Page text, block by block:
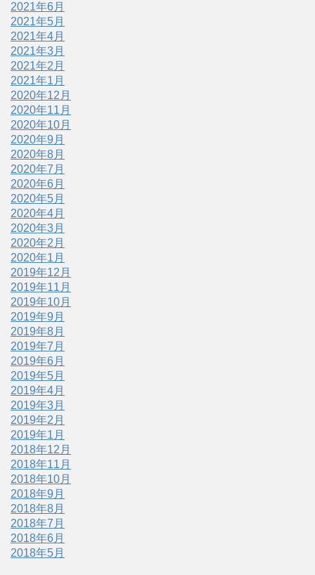
2021年6月
2021年5月
2021年4月
2021年3月
2021年2月
2021年1月
2020年12月
2020年11月
2020年10月
2020年9月
2020年8月
2020年7月
2020年6月
2020年5月
2020年4月
2020年3月
2020年2月
2020年1月
2019年12月
2019年11月
2019年10月
2019年9月
2019年8月
2019年7月
2019年6月
2019年5月
2019年4月
2019年3月
2019年2月
2019年1月
2018年12月
2018年11月
2018年10月
2018年9月
2018年8月
2018年7月
2018年6月
2018年5月